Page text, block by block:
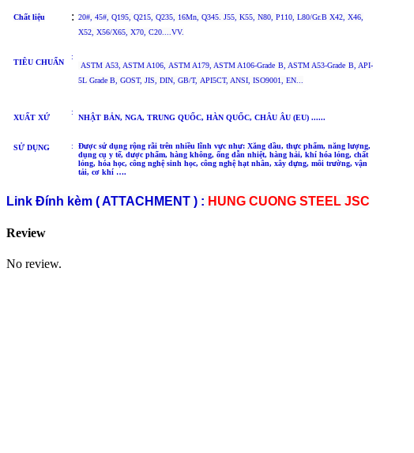
Chất liệu : 20#, 45#, Q195, Q215, Q235, 16Mn, Q345. J55, K55, N80, P110, L80/Gr.B X42, X46,
X52, X56/X65, X70, C20....VV.
TIÊU CHUẨN
:
ASTM A53, ASTM A106, ASTM A179, ASTM A106-Grade B, ASTM A53-Grade B, API-
5L Grade B, GOST, JIS, DIN, GB/T, API5CT, ANSI, ISO9001, EN...
XUẤT XỨ
:
NHẬT BẢN, NGA, TRUNG QUỐC, HÀN QUỐC, CHÂU ÂU (EU) ......
SỬ DỤNG :
Được sử dụng rộng rãi trên nhiều lĩnh vực như: Xăng dầu, thực phẩm, năng lượng,
dụng cụ y tế, dược phẩm, hàng không, ống dẫn nhiệt, hàng hải, khí hóa lỏng, chất
lỏng, hóa học, công nghệ sinh học, công nghệ hạt nhân, xây dựng, môi trường, vận
tải, cơ khí ….
Link Đính kèm ( ATTACHMENT ) : HUNG CUONG STEEL JSC
Review
No review.